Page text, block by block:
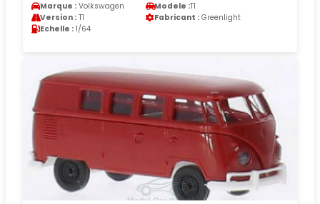
Marque : Volkswagen Modele :T1
Version : T1 Fabricant : Greenlight
Echelle : 1/64